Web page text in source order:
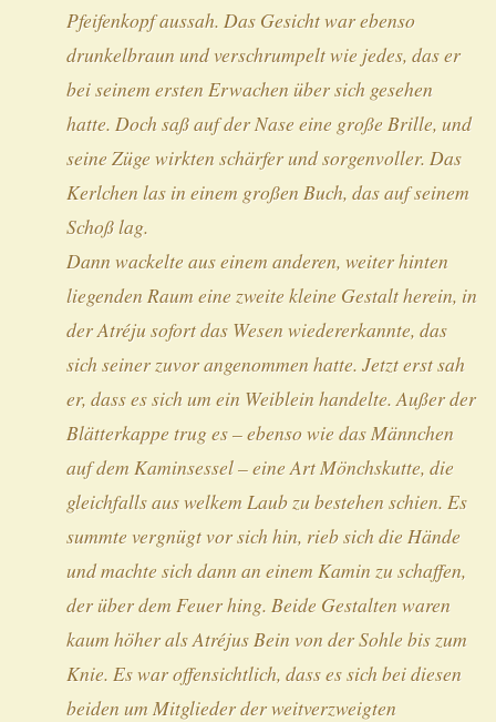
Pfeifenkopf aussah. Das Gesicht war ebenso
drunkelbraun und verschrumpelt wie jedes, das er
bei seinem ersten Erwachen über sich gesehen
hatte. Doch saß auf der Nase eine große Brille, und
seine Züge wirkten schärfer und sorgenvoller. Das
Kerlchen las in einem großen Buch, das auf seinem
Schoß lag.
Dann wackelte aus einem anderen, weiter hinten
liegenden Raum eine zweite kleine Gestalt herein, in
der Atréju sofort das Wesen wiedererkannte, das
sich seiner zuvor angenommen hatte. Jetzt erst sah
er, dass es sich um ein Weiblein handelte. Außer der
Blätterkappe trug es – ebenso wie das Männchen
auf dem Kaminsessel – eine Art Mönchskutte, die
gleichfalls aus welkem Laub zu bestehen schien. Es
summte vergnügt vor sich hin, rieb sich die Hände
und machte sich dann an einem Kamin zu schaffen,
der über dem Feuer hing. Beide Gestalten waren
kaum höher als Atréjus Bein von der Sohle bis zum
Knie. Es war offensichtlich, dass es sich bei diesen
beiden um Mitglieder der weitverzweigten